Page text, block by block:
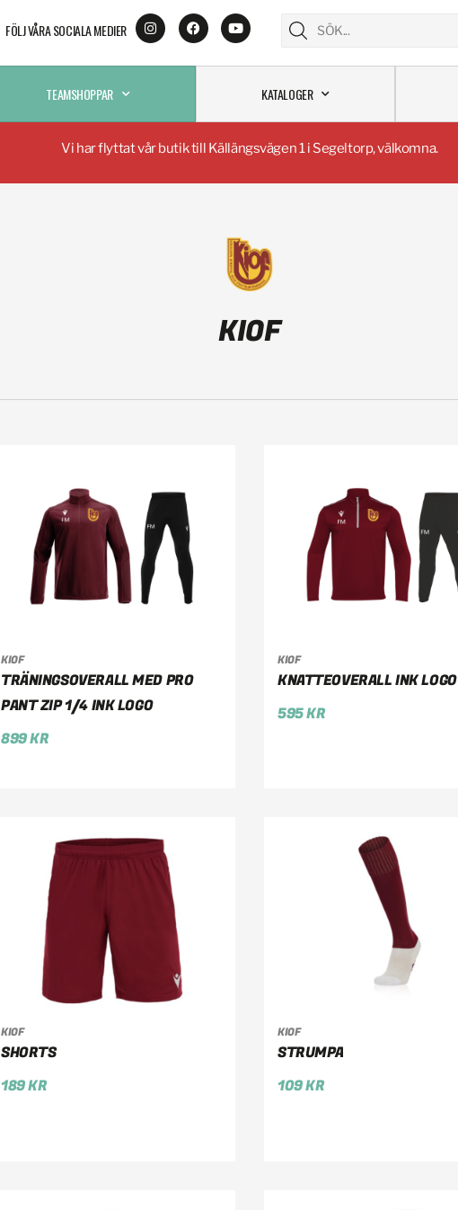
FÖLJ VÅRA SOCIALA MEDIER
TEAMSHOPPAR KATALOGER
Vi har flyttat vår butik till Källängsvägen 1 i Segeltorp, välkomna.
KIOF
KIOF
TRÄNINGSOVERALL MED PRO
PANT ZIP 1/4 INK LOGO
899KR
VÄLJ ALTERNATIV
KIOF
KNATTEOVERALL INK LOGO
595KR
VÄLJ ALTERNATIV
KIOF
SHORTS
189KR
VÄLJ ALTERNATIV
KIOF
STRUMPA
109KR
VÄLJ ALTERNATIV